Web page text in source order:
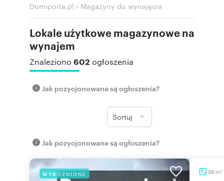
Domiporta.pl › Magazyny do wynajęcia
Lokale użytkowe magazynowe na
wynajem
Znaleziono 602 ogłoszenia
Jak pozycjonowane są ogłoszenia?
Sortuj
Jak pozycjonowane są ogłoszenia?
WYRÓŻNIONE 36 m2